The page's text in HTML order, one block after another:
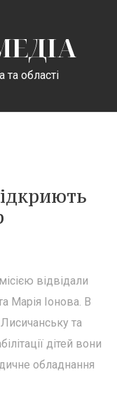
області
відвідали
Марія Іонова. В
Лисичанську та
дітей вони
обладнання